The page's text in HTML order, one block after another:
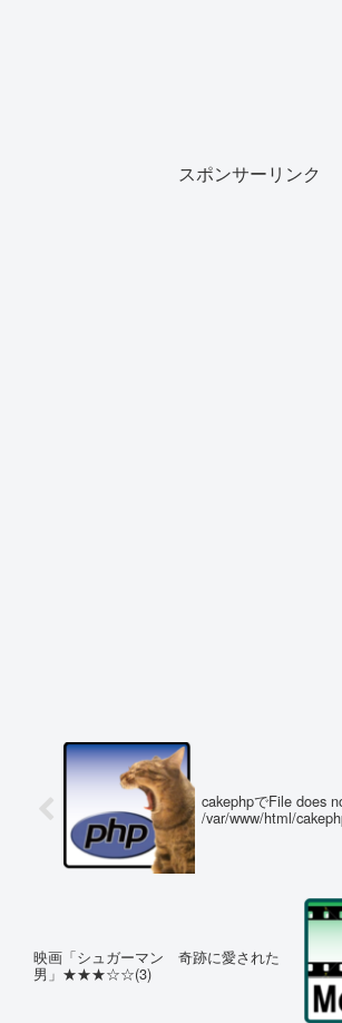
スポンサーリンク
cakephpでFile does
/var/www/html/
映画「シュガーマン 奇跡に愛された
男」★★★☆☆(3)